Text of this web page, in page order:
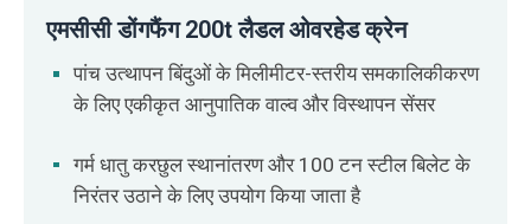
एमसीसी डोंगफैंग 200t लैडल ओवरहेड क्रेन
पांच उत्थापन बिंदुओं के मिलीमीटर-स्तरीय समकालिकीकरण
के लिए एकीकृत आनुपातिक वाल्व और विस्थापन सेंसर
गर्म धातु करछुल स्थानांतरण और 100 टन स्टील बिलेट के
निरंतर उठाने के लिए उपयोग किया जाता है